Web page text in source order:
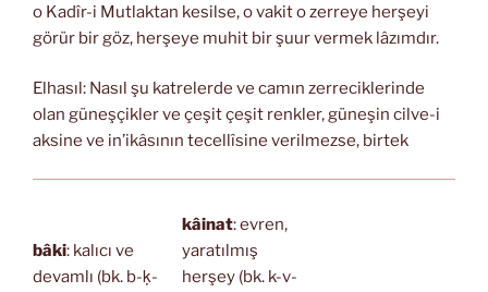
o Kadîr-i Mutlaktan kesilse, o vakit o zerreye herşeyi
görür bir göz, herşeye muhit bir şuur vermek lâzımdır.
Elhasıl: Nasıl şu katrelerde ve camın zerreciklerinde
olan güneşçikler ve çeşit çeşit renkler, güneşin cilve-i
aksine ve in’ikâsının tecellîsine verilmezse, birtek
bâki: kalıcı ve
devamlı (bk. b-ḳ-
kâinat: evren,
yaratılmış
herşey (bk. k-v-